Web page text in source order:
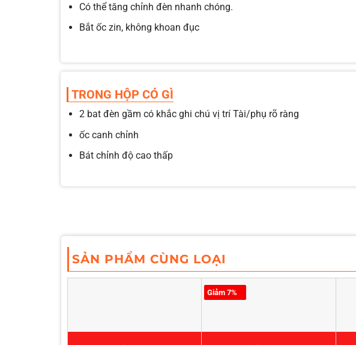
Có thể tăng chỉnh đèn nhanh chóng.
Bắt ốc zin, không khoan đục
TRONG HỘP CÓ GÌ
2 bat đèn gầm có khắc ghi chú vị trí Tài/phụ rõ ràng
ốc canh chỉnh
Bát chỉnh độ cao thấp
SẢN PHẨM CÙNG LOẠI
Giảm 7%